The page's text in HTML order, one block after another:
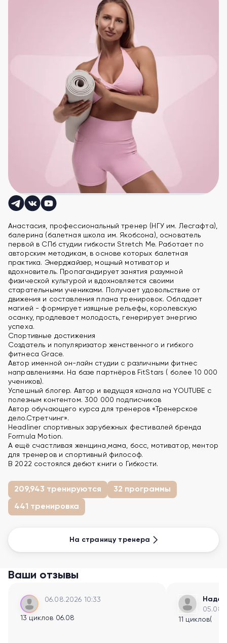
Анастасия, профессиональный тренер (НГУ им. Лесгафта),
балерина (балетная школа им. Якобсона), основатель
первой в СПб студии гибкости Stretch Me. Работает по
авторским методикам, в основе которых балетная
практика. Энерджайзер, мощный мотиватор и
вдохновитель. Пропагандирует занятия разумной
физической культурой и вдохновляется своими
старательными учениками. Получает удовольствие от
движения и составления плана тренировок. Обладает
магией - формирует изящные рельефы, королевскую
осанку, продлевает молодость, генерирует энергию
успеха.
Спортивные достижения
Создатель и популяризатор женственного и гибкого
фитнеса Grace.
Автор именной он-лайн студии с различными фитнес
направлениями. На базе партнёров FitStars ( более 10 000
учеников).
Успешный блогер. Автор и ведущая канала на YOUTUBE с
полезным контентом. 300 000 подписчиков
Автор обучающего курса для тренеров «Тренерское
дело.Стретчинг».
Headliner спортивных зарубежных фестивалей бренда
Formula Motion.
А ещё счастливая женщина,мама, босс, мотиватор, ментор
для тренеров и спортивный философ.
В 2022 состоялся дебют книги о Гибкости.
209,943 тренируются 32 программы
441 тренировка
На страницу тренера
Ваши отзывы
06.08.2026 10:33
13 циклов 06.08
11 циклов(